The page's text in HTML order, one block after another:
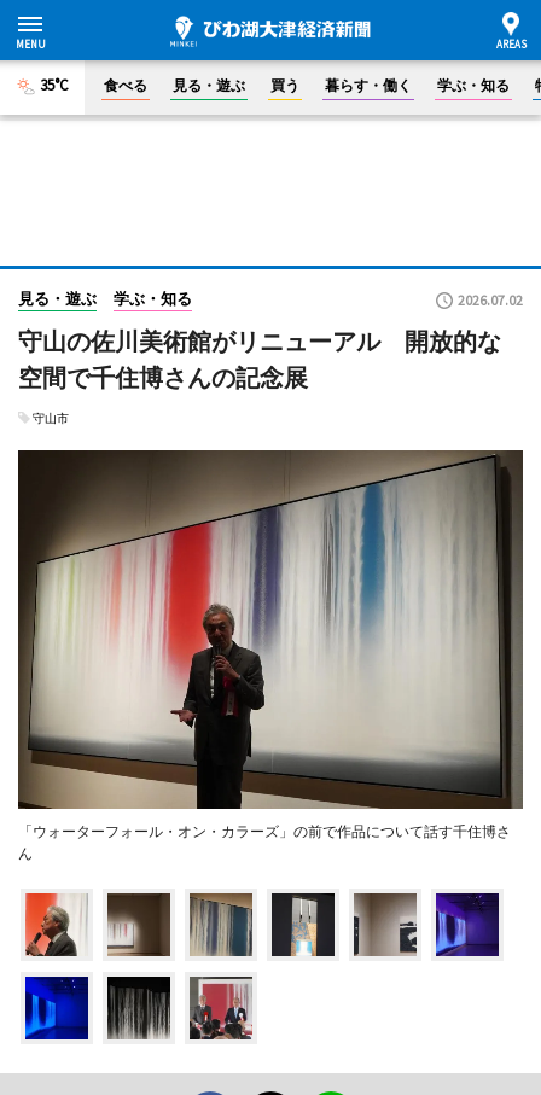
35°C 食べる 見る・遊ぶ 買う 暮らす・働く 学ぶ・知る
見る・遊ぶ 学ぶ・知る 2026.07.02
守山の佐川美術館がリニューアル 開放的な
空間で千住博さんの記念展
守山市
「ウォーターフォール・オン・カラーズ」の前で作品について話す千住博さ
ん